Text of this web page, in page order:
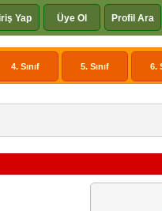
Yap Üye Ol Profil Ara
4. Sınıf 5. Sınıf 6.